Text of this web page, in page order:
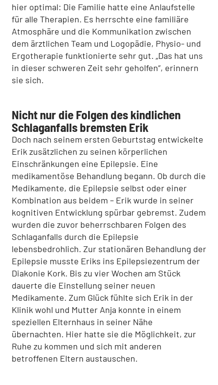
hier optimal: Die Familie hatte eine Anlaufstelle
für alle Therapien. Es herrschte eine familiäre
Atmosphäre und die Kommunikation zwischen
dem ärztlichen Team und Logopädie, Physio- und
Ergotherapie funktionierte sehr gut. „Das hat uns
in dieser schweren Zeit sehr geholfen“, erinnern
sie sich.
Nicht nur die Folgen des kindlichen
Schlaganfalls bremsten Erik
Doch nach seinem ersten Geburtstag entwickelte
Erik zusätzlichen zu seinen körperlichen
Einschränkungen eine Epilepsie. Eine
medikamentöse Behandlung begann. Ob durch die
Medikamente, die Epilepsie selbst oder einer
Kombination aus beidem – Erik wurde in seiner
kognitiven Entwicklung spürbar gebremst. Zudem
wurden die zuvor beherrschbaren Folgen des
Schlaganfalls durch die Epilepsie
lebensbedrohlich. Zur stationären Behandlung der
Epilepsie musste Eriks ins Epilepsiezentrum der
Diakonie Kork. Bis zu vier Wochen am Stück
dauerte die Einstellung seiner neuen
Medikamente. Zum Glück fühlte sich Erik in der
Klinik wohl und Mutter Anja konnte in einem
speziellen Elternhaus in seiner Nähe
übernachten. Hier hatte sie die Möglichkeit, zur
Ruhe zu kommen und sich mit anderen
betroffenen Eltern austauschen.